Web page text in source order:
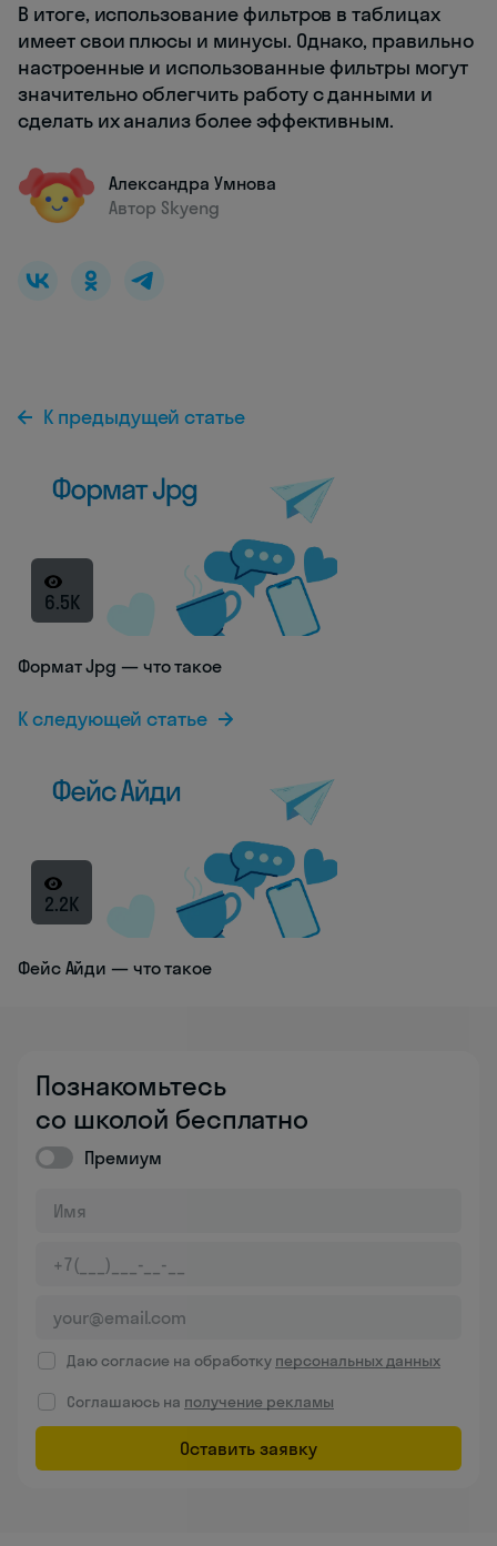
В итоге, использование фильтров в таблицах
имеет свои плюсы и минусы. Однако, правильно
настроенные и использованные фильтры могут
значительно облегчить работу с данными и
сделать их анализ более эффективным.
Александра Умнова
Автор Skyeng
К предыдущей статье
6.5K
Формат Jpg — что такое
К следующей статье
2.2K
Фейс Айди — что такое
Познакомьтесь
со школой бесплатно
Премиум
Даю согласие на обработку персональных данных
Соглашаюсь на получение рекламы
Оставить заявку